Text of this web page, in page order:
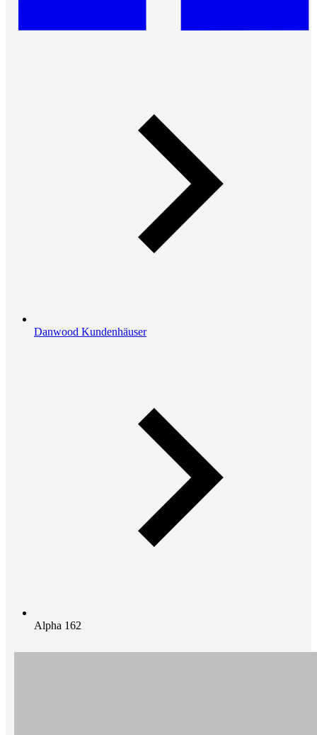
Danwood Kundenhäuser
Alpha 162